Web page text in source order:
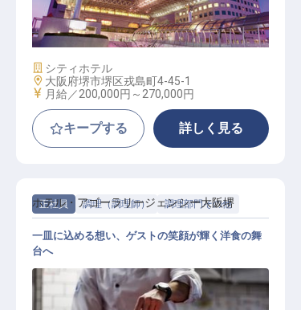
中国調理スタッフ
施設業態
シティホテル
勤務地
大阪府堺市堺区戎島町4-45-1
給与
月給／200,000円～ 270,000円
キープする 詳しく見る
正社員 調理（調理師） 調理部門その他
ホテル・アゴーラリージェンシー大阪堺
一皿に込める想い、ゲストの笑顔が輝く洋食の舞
台へ